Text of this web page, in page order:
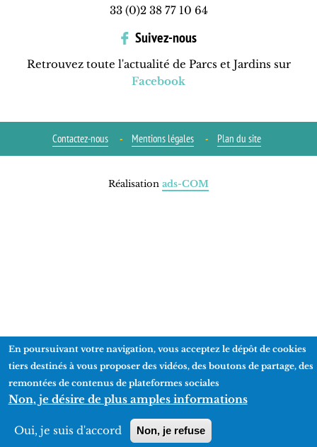
33 (0)2 38 77 10 64
Suivez-nous
Retrouvez toute l'actualité de Parcs et Jardins sur
Facebook
Contactez-nous Mentions légales Plan du site
Réalisation ads-COM
En poursuivant votre navigation, vous acceptez le dépôt de cookies
tiers destinés à vous proposer des vidéos, des boutons de partage, des
remontées de contenus de plateformes sociales
Non, je désire de plus amples informations
Oui, je suis d'accord Non, je refuse